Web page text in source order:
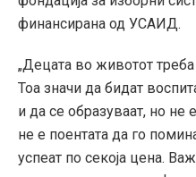
финансирана од УСАИД.
„Децата во животот
Тоа значи да бидат
и да се образуваат, но не
не е поентата да го
успеат по секоја цена.